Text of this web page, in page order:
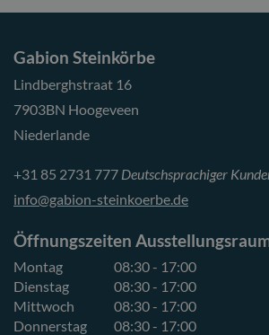
Gabion Steinkörbe
Lindberghstraat 16
7903BN Hoogeveen
Niederlande
+31 85 2731 777 Deutschsprachiger
info@gabion-steinkoerbe.de
Öffnungszeiten
Montag
08:30 - 17:00
Dienstag
08:30 - 17:00
Mittwoch
08:30 - 17:00
Donnerstag
08:30 - 17:00